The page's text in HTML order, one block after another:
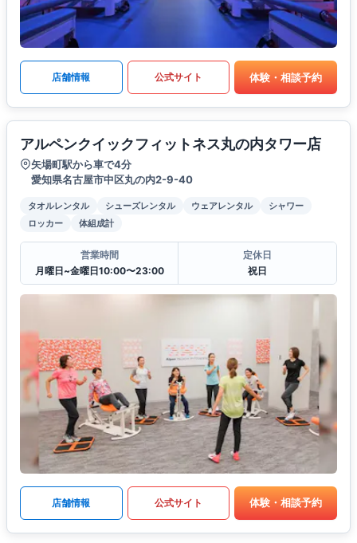
店舗情報 公式サイト 体験・相談予約
アルペンクイックフィットネス丸の内タワー店
矢場町駅から車で4分
愛知県名古屋市中区丸の内2-9-40
タオルレンタル シューズレンタル ウェアレンタル
シャワー
ロッカー
体組成計
営業時間
月曜日~金曜日10:00〜23:00
定休日
祝日
店舗情報 公式サイト 体験・相談予約